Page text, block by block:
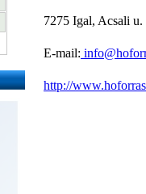
7275 Igal, Acsali
E-mail:
http://